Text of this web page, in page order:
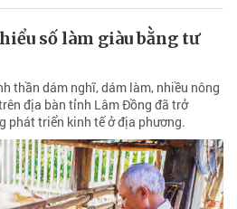
số làm giàu bằng tư
thần dám nghĩ, dám làm, nhiều nông
địa bàn tỉnh Lâm Đồng đã trở
phát triển kinh tế ở địa phương.